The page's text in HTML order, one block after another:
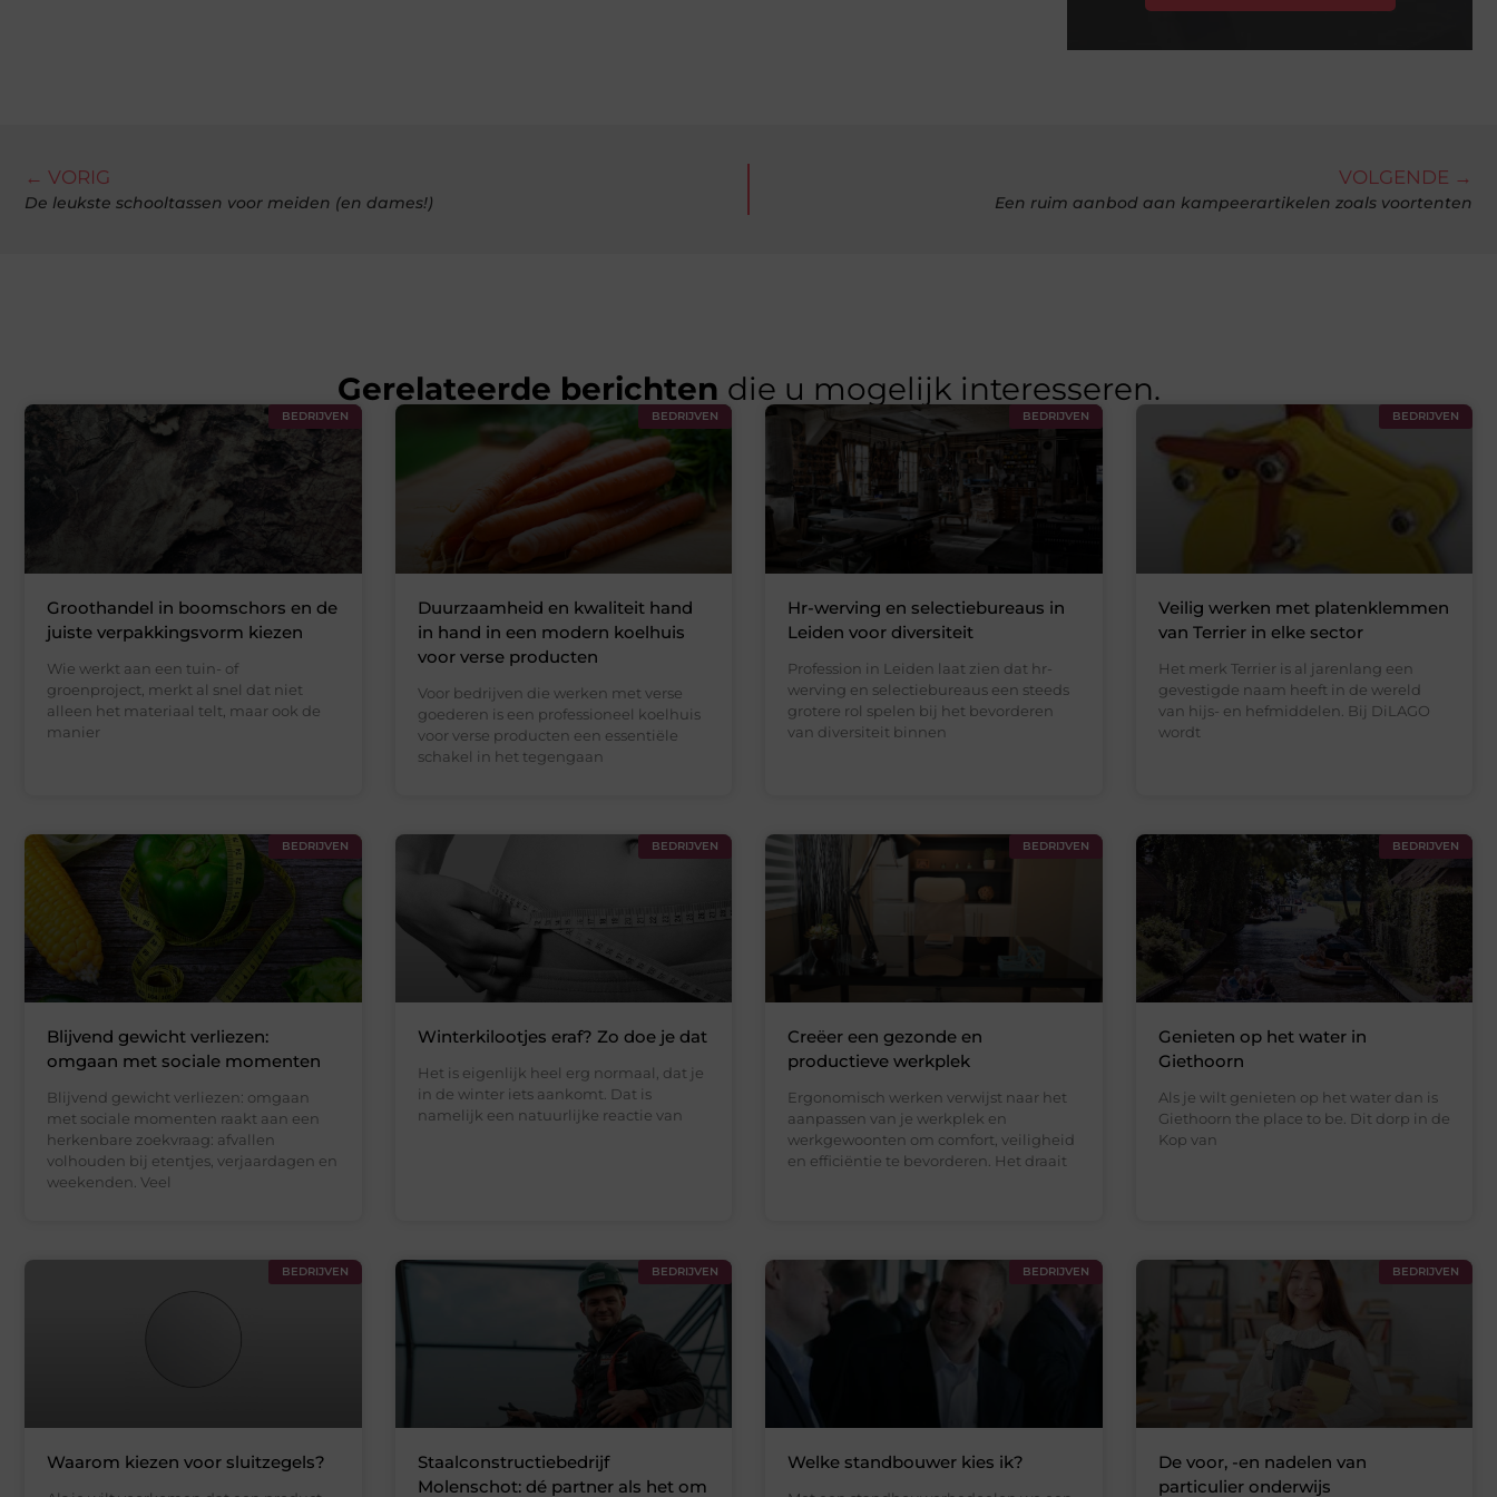
← VORIG
De leukste schooltassen voor meiden (en dames!)
VOLGENDE →
Een ruim aanbod aan kampeerartikelen zoals voortenten
Gerelateerde berichten die u mogelijk interesseren.
BEDRIJVEN
Groothandel in boomschors en de
juiste verpakkingsvorm kiezen
Wie werkt aan een tuin- of
groenproject, merkt al snel dat niet
alleen het materiaal telt, maar ook de
manier
BEDRIJVEN
Duurzaamheid en kwaliteit hand
in hand in een modern koelhuis
voor verse producten
Voor bedrijven die werken met verse
goederen is een professioneel koelhuis
voor verse producten een essentiële
schakel in het tegengaan
BEDRIJVEN
Hr-werving en selectiebureaus in
Leiden voor diversiteit
Profession in Leiden laat zien dat hr-
werving en selectiebureaus een steeds
grotere rol spelen bij het bevorderen
van diversiteit binnen
BEDRIJVEN
Veilig werken met platenklemmen
van Terrier in elke sector
Het merk Terrier is al jarenlang een
gevestigde naam heeft in de wereld
van hijs- en hefmiddelen. Bij DiLAGO
wordt
BEDRIJVEN
Blijvend gewicht verliezen:
omgaan met sociale momenten
Blijvend gewicht verliezen: omgaan
met sociale momenten raakt aan een
herkenbare zoekvraag: afvallen
volhouden bij etentjes, verjaardagen en
weekenden. Veel
BEDRIJVEN
Winterkilootjes eraf? Zo doe je dat
Het is eigenlijk heel erg normaal, dat je
in de winter iets aankomt. Dat is
namelijk een natuurlijke reactie van
BEDRIJVEN
Creëer een gezonde en
productieve werkplek
Ergonomisch werken verwijst naar het
aanpassen van je werkplek en
werkgewoonten om comfort, veiligheid
en efficiëntie te bevorderen. Het draait
BEDRIJVEN
Genieten op het water in
Giethoorn
Als je wilt genieten op het water dan is
Giethoorn the place to be. Dit dorp in de
Kop van
BEDRIJVEN
Waarom kiezen voor sluitzegels?
BEDRIJVEN
Staalconstructiebedrijf
Molenschot: dé partner als het om
BEDRIJVEN
Welke standbouwer kies ik?
BEDRIJVEN
De voor, -en nadelen van
particulier onderwijs